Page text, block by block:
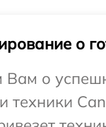
о
о
техники